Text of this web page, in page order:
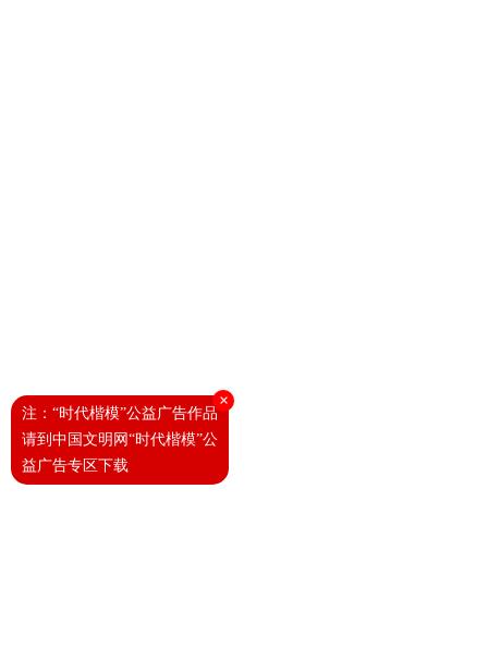
×
注：“时代楷模”公益广告作品
请到中国文明网“时代楷模”公
益广告专区下载